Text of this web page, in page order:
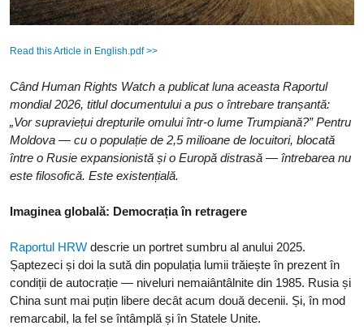
Read this Article in English.pdf >>
Când Human Rights Watch a publicat luna aceasta Raportul
mondial 2026, titlul documentului a pus o întrebare tranșantă:
„Vor supraviețui drepturile omului într-o lume Trumpiană?” Pentru
Moldova — cu o populație de 2,5 milioane de locuitori, blocată
între o Rusie expansionistă și o Europă distrasă — întrebarea nu
este filosofică. Este existențială.
Imaginea globală: Democrația în retragere
Raportul HRW descrie un portret sumbru al anului 2025.
Șaptezeci și doi la sută din populația lumii trăiește în prezent în
condiții de autocrație — niveluri nemaiântâlnite din 1985. Rusia și
China sunt mai puțin libere decât acum două decenii. Și, în mod
remarcabil, la fel se întâmplă și în Statele Unite.